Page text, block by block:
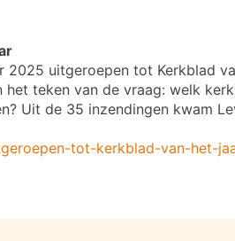
2025 uitgeroepen tot Kerkblad
teken van de vraag: welk
Uit de 35 inzendingen kwam
tot-kerkblad-van-het-